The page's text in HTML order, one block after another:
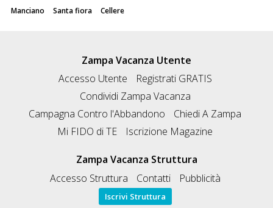
Manciano
Santa fiora Cellere
Zampa Vacanza Utente
Accesso Utente
Registrati GRATIS
Condividi Zampa Vacanza
Campagna Contro l'Abbandono
Chiedi A Zampa
Mi FIDO di TE
Iscrizione Magazine
Zampa Vacanza Struttura
Accesso Struttura
Contatti Pubblicità
Iscrivi Struttura